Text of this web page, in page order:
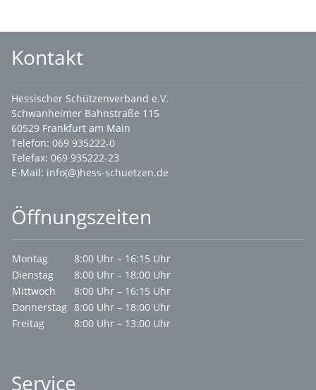
Kontakt
Hessischer Schützenverband e.V.
Schwanheimer Bahnstraße 115
60529 Frankfurt am Main
Telefon: 069 935222-0
Telefax: 069 935222-23
E-Mail: info(@)hess-schuetzen.de
Öffnungszeiten
Montag
8:00 Uhr – 16:15 Uhr
Dienstag
8:00 Uhr – 18:00 Uhr
Mittwoch
8:00 Uhr – 16:15 Uhr
Donnerstag 8:00 Uhr – 18:00 Uhr
Freitag
8:00 Uhr – 13:00 Uhr
Service